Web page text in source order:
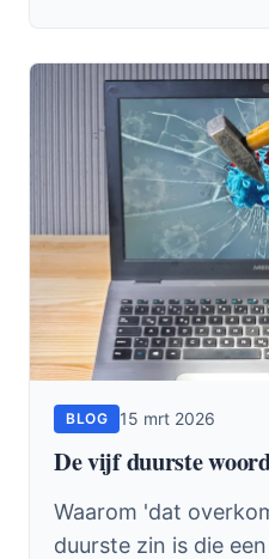
BLOG 15 mrt 2026
De vijf duurste
Waarom 'dat
duurste zin is die